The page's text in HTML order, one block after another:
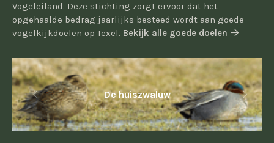
Vogeleiland. Deze stichting zorgt ervoor dat het
opgehaalde bedrag jaarlijks besteed wordt aan goede
vogelkijkdoelen op Texel. Bekijk alle goede doelen
De huiszwaluw